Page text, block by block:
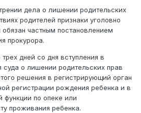
дела о лишении родительских
родителей признаки уголовно
частным постановлением
прокурора.
дней со дня вступления в
о лишении родительских прав
решения в регистрирующий орган
регистрации рождения ребенка и в
по опеке или
проживания ребенка.